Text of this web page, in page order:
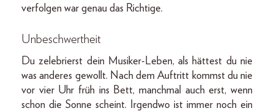
verfolgen war genau das Richtige.
Unbeschwertheit
Du zelebrierst dein Musiker-Leben, als hättest du nie
was anderes gewollt. Nach dem Auftritt kommst du nie
vor vier Uhr früh ins Bett, manchmal auch erst, wenn
schon die Sonne scheint. Irgendwo ist immer noch ein